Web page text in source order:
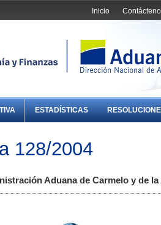
Inicio
ESTADÍSTICAS
128/2004
Aduana de Carmelo y de